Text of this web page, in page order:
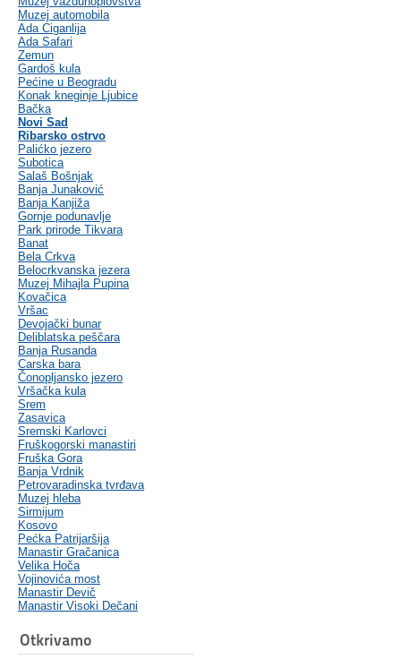
Muzej automobila
Ada Ciganlija
Ada Safari
Zemun
Gardoš kula
Pećine u Beogradu
Konak kneginje Ljubice
Bačka
Novi Sad
Ribarsko ostrvo
Palićko jezero
Subotica
Salaš Bošnjak
Banja Junaković
Banja Kanjiža
Gornje podunavlje
Park prirode Tikvara
Banat
Bela Crkva
Belocrkvanska jezera
Muzej Mihajla Pupina
Kovačica
Vršac
Devojački bunar
Deliblatska peščara
Banja Rusanda
Carska bara
Čonopljansko jezero
Vršačka kula
Srem
Zasavica
Sremski Karlovci
Fruškogorski manastiri
Fruška Gora
Banja Vrdnik
Petrovaradinska tvrđava
Muzej hleba
Sirmijum
Kosovo
Pećka Patrijaršija
Manastir Gračanica
Velika Hoča
Vojinovića most
Manastir Devič
Manastir Visoki Dečani
Otkrivamo